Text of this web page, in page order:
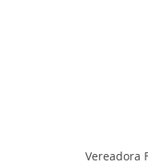
Vereadora